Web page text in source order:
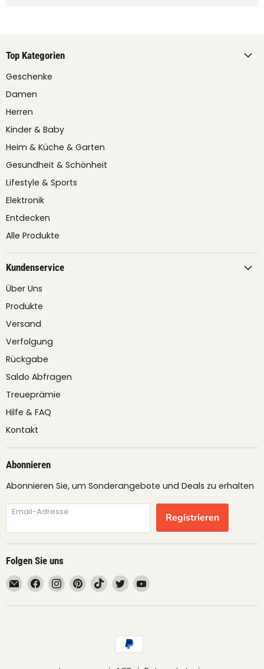
Top Kategorien
Geschenke
Damen
Herren
Kinder & Baby
Heim & Küche & Garten
Gesundheit & Schönheit
Lifestyle & Sports
Elektronik
Entdecken
Alle Produkte
Kundenservice
Über Uns
Produkte
Versand
Verfolgung
Rückgabe
Saldo Abfragen
Treueprämie
Hilfe & FAQ
Kontakt
Abonnieren
Abonnieren Sie, um Sonderangebote und Deals zu erhalten
Email-Adresse Registrieren
Folgen Sie uns
Email
fruimundo
Finden
Sie
uns
Finden
Sie
uns
Finden
Sie
uns
Pinterest
Finden
Sie
uns
TikTok
Finden
Sie
uns
Twitter
Finden
uns